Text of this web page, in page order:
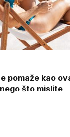
pomaže kao
što mislite